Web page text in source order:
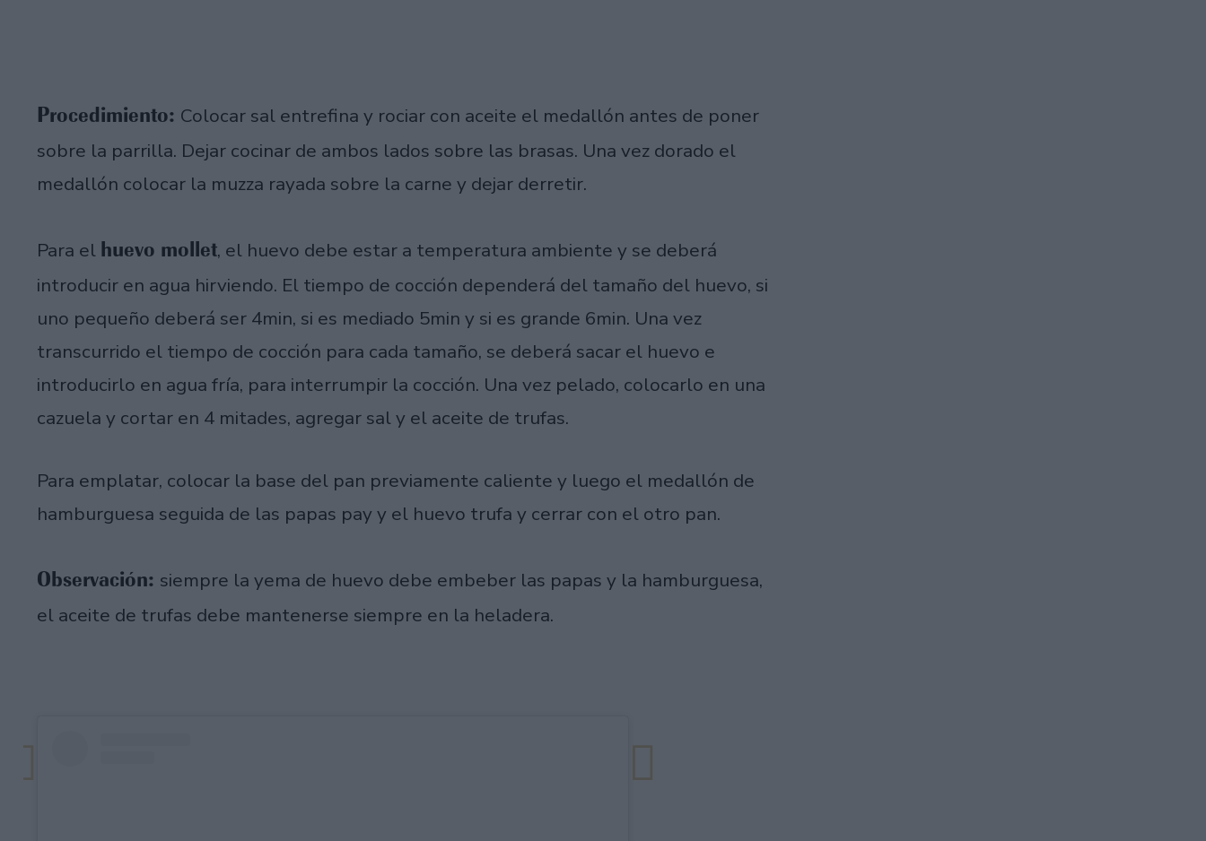
Procedimiento: Colocar sal entrefina y rociar con aceite el medallón antes de poner
sobre la parrilla. Dejar cocinar de ambos lados sobre las brasas. Una vez dorado el
medallón colocar la muzza rayada sobre la carne y dejar derretir.
Para el huevo mollet, el huevo debe estar a temperatura ambiente y se deberá
introducir en agua hirviendo. El tiempo de cocción dependerá del tamaño del huevo, si
uno pequeño deberá ser 4min, si es mediado 5min y si es grande 6min. Una vez
transcurrido el tiempo de cocción para cada tamaño, se deberá sacar el huevo e
introducirlo en agua fría, para interrumpir la cocción. Una vez pelado, colocarlo en una
cazuela y cortar en 4 mitades, agregar sal y el aceite de trufas.
Para emplatar, colocar la base del pan previamente caliente y luego el medallón de
hamburguesa seguida de las papas pay y el huevo trufa y cerrar con el otro pan.
Observación: siempre la yema de huevo debe embeber las papas y la hamburguesa,
el aceite de trufas debe mantenerse siempre en la heladera.